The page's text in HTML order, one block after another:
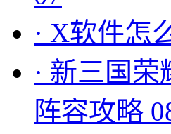
· X软件怎
· 新三国荣
阵容攻略